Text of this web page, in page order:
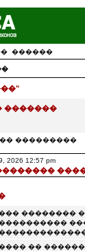
������
�������
���������
12:57 pm
��������
��